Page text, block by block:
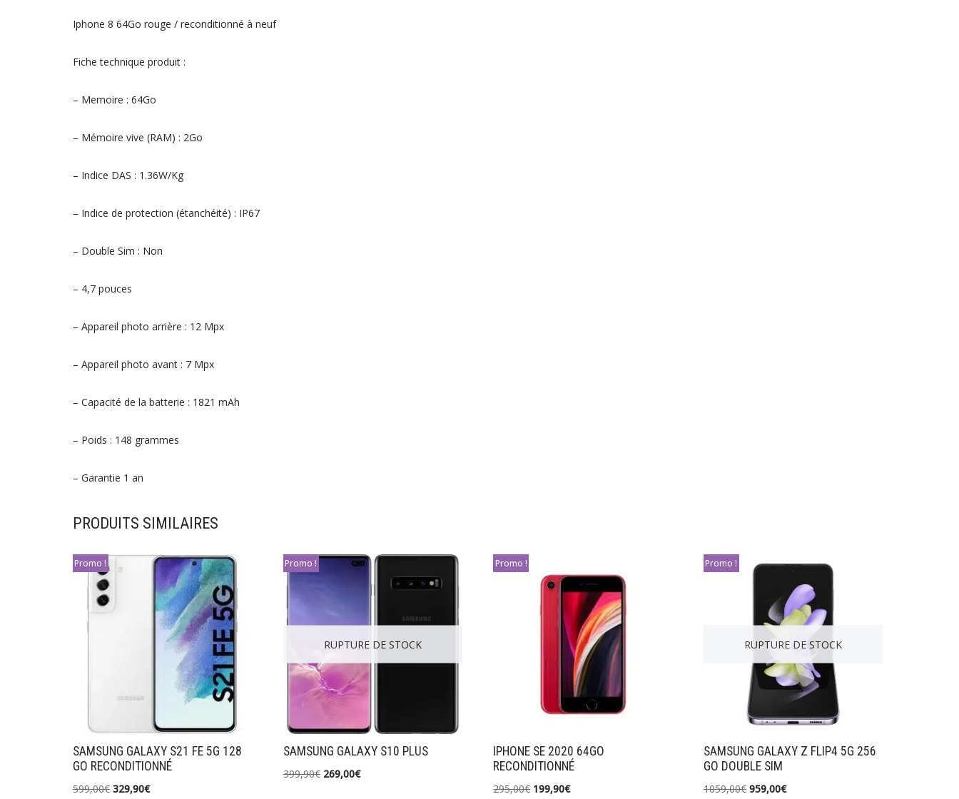
Iphone 8 64Go rouge / reconditionné à neuf
Fiche technique produit :
– Memoire : 64Go
– Mémoire vive (RAM) : 2Go
– Indice DAS : 1.36W/Kg
– Indice de protection (étanchéité) : IP67
– Double Sim : Non
– 4,7 pouces
– Appareil photo arrière : 12 Mpx
– Appareil photo avant : 7 Mpx
– Capacité de la batterie : 1821 mAh
– Poids : 148 grammes
– Garantie 1 an
PRODUITS SIMILAIRES
Promo !
SAMSUNG GALAXY S21 FE 5G 128
GO RECONDITIONNÉ
599,00€ 329,90€
RUPTURE DE STOCK
Promo !
SAMSUNG GALAXY S10 PLUS
399,90€ 269,00€
Promo !
IPHONE SE 2020 64GO
RECONDITIONNÉ
295,00€ 199,90€
RUPTURE DE STOCK
Promo !
SAMSUNG GALAXY Z FLIP4 5G 256
GO DOUBLE SIM
1059,00€ 959,00€